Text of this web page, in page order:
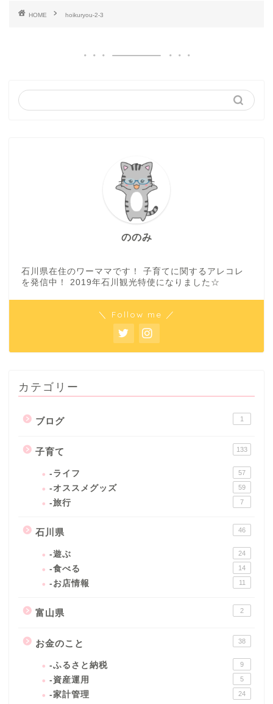
HOME hoikuryou-2-3
ののみ
石川県在住のワーママです！ 子育てに関するアレコレ
を発信中！ 2019年石川観光特使になりました☆
＼ Follow me ／
カテゴリー
ブログ 1
子育て 133
-ライフ 57
-オススメグッズ 59
-旅行 7
石川県 46
-遊ぶ 24
-食べる 14
-お店情報 11
富山県 2
お金のこと 38
-ふるさと納税 9
-資産運用 5
-家計管理 24